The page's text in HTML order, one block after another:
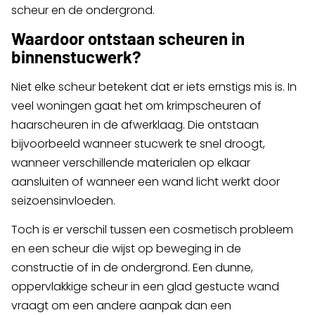
scheur en de ondergrond.
Waardoor ontstaan scheuren in
binnenstucwerk?
Niet elke scheur betekent dat er iets ernstigs mis is. In
veel woningen gaat het om krimpscheuren of
haarscheuren in de afwerklaag. Die ontstaan
bijvoorbeeld wanneer stucwerk te snel droogt,
wanneer verschillende materialen op elkaar
aansluiten of wanneer een wand licht werkt door
seizoensinvloeden.
Toch is er verschil tussen een cosmetisch probleem
en een scheur die wijst op beweging in de
constructie of in de ondergrond. Een dunne,
oppervlakkige scheur in een glad gestucte wand
vraagt om een andere aanpak dan een